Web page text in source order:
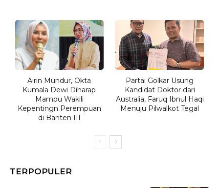
Airin Mundur, Okta
Kumala Dewi Diharap
Mampu Wakili
Kepentingn Perempuan
di Banten III
Partai Golkar Usung
Kandidat Doktor dari
Australia, Faruq Ibnul Haqi
Menuju Pilwalkot Tegal
TERPOPULER